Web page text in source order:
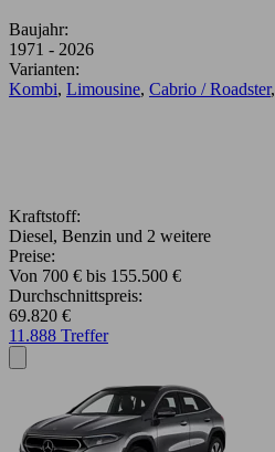
Baujahr:
1971 - 2026
Varianten:
Kombi, Limousine, Cabrio / Roadster,
Kraftstoff:
Diesel, Benzin und 2 weitere
Preise:
Von 700 € bis 155.500 €
Durchschnittspreis:
69.820 €
11.888 Treffer